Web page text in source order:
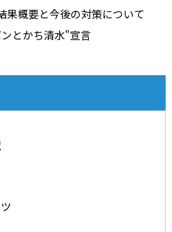
果概要と今後の対策について
とかち清水"宣言